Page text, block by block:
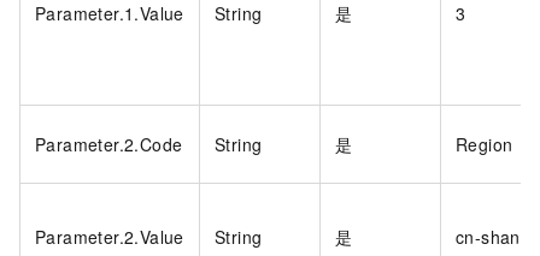
Parameter.1.Value String 是 3
Parameter.2.Code String 是 Region
Parameter.2.Value String 是 cn-